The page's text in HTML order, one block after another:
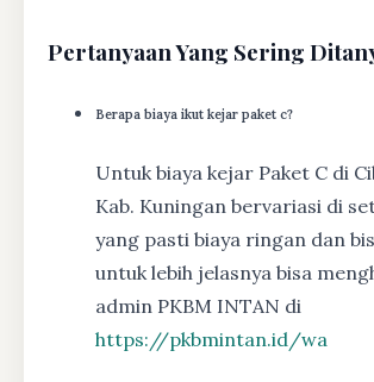
Pertanyaan Yang Sering
Berapa biaya ikut kejar paket c?
Untuk biaya kejar Paket C di
Kab. Kuningan bervariasi di
yang pasti biaya ringan dan
untuk lebih jelasnya bisa
admin PKBM INTAN di
https://pkbmintan.id/wa